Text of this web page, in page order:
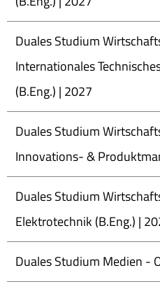
Duales Studium
Internationales
(B.Eng.) | 2027
Duales Studium
Innovations- &
Duales Studium
Elektrotechnik (B.Eng.) |
Duales Studium Medien -